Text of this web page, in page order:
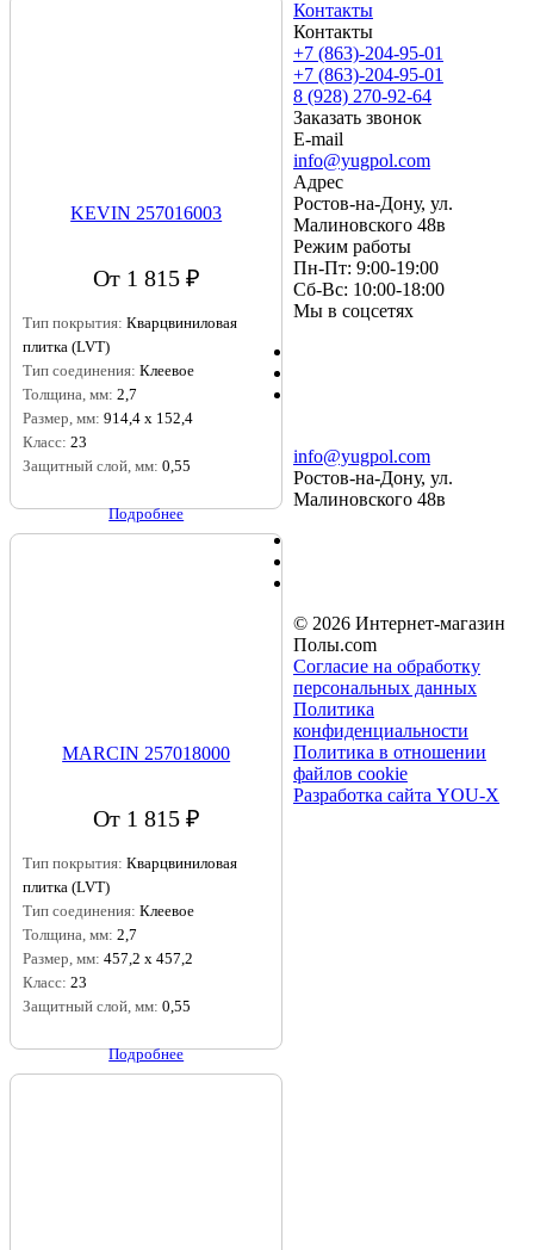
KEVIN 257016003
От 1 815 ₽
Тип покрытия: Кварцвиниловая
плитка (LVT)
Тип соединения: Клеевое
Толщина, мм: 2,7
Размер, мм: 914,4 х 152,4
Класс: 23
Защитный слой, мм: 0,55
Подробнее
MARCIN 257018000
От 1 815 ₽
Тип покрытия: Кварцвиниловая
плитка (LVT)
Тип соединения: Клеевое
Толщина, мм: 2,7
Размер, мм: 457,2 х 457,2
Класс: 23
Защитный слой, мм: 0,55
Подробнее
Контакты
Контакты
+7 (863)-204-95-01
+7 (863)-204-95-01
8 (928) 270-92-64
Заказать звонок
E-mail
info@yugpol.com
Адрес
Ростов-на-Дону, ул.
Малиновского 48в
Режим работы
Пн-Пт: 9:00-19:00
Cб-Вс: 10:00-18:00
Мы в соцсетях
info@yugpol.com
Ростов-на-Дону, ул.
Малиновского 48в
© 2026 Интернет-магазин
Полы.com
Согласие на обработку
персональных данных
Политика
конфиденциальности
Политика в отношении
файлов cookie
Разработка сайта YOU-X